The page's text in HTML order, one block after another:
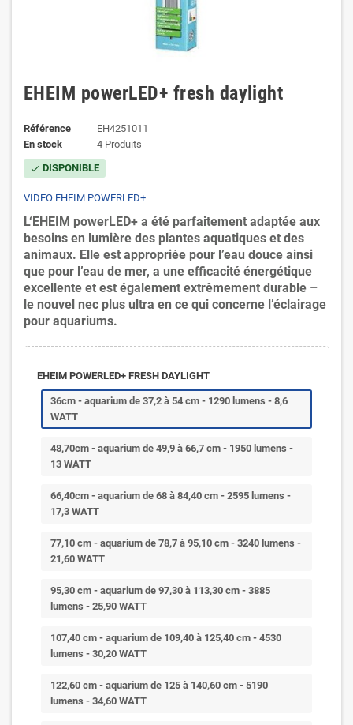
EHEIM powerLED+ fresh daylight
Référence
EH4251011
En stock
4 Produits
check DISPONIBLE
VIDEO EHEIM POWERLED+
L‘EHEIM powerLED+ a été parfaitement adaptée aux
besoins en lumière des plantes aquatiques et des
animaux. Elle est appropriée pour l’eau douce ainsi
que pour l’eau de mer, a une efficacité énergétique
excellente et est également extrêmement durable –
le nouvel nec plus ultra en ce qui concerne l’éclairage
pour aquariums.
EHEIM POWERLED+ FRESH DAYLIGHT
36cm - aquarium de 37,2 à 54 cm - 1290 lumens - 8,6
WATT
48,70cm - aquarium de 49,9 à 66,7 cm - 1950 lumens -
13 WATT
66,40cm - aquarium de 68 à 84,40 cm - 2595 lumens -
17,3 WATT
77,10 cm - aquarium de 78,7 à 95,10 cm - 3240 lumens -
21,60 WATT
95,30 cm - aquarium de 97,30 à 113,30 cm - 3885
lumens - 25,90 WATT
107,40 cm - aquarium de 109,40 à 125,40 cm - 4530
lumens - 30,20 WATT
122,60 cm - aquarium de 125 à 140,60 cm - 5190
lumens - 34,60 WATT